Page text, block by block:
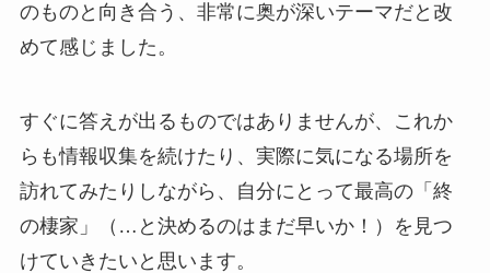
のものと向き合う、非常に奥が深いテーマだと改
めて感じました。
すぐに答えが出るものではありませんが、これか
らも情報収集を続けたり、実際に気になる場所を
訪れてみたりしながら、自分にとって最高の「終
の棲家」（…と決めるのはまだ早いか！）を見つ
けていきたいと思います。